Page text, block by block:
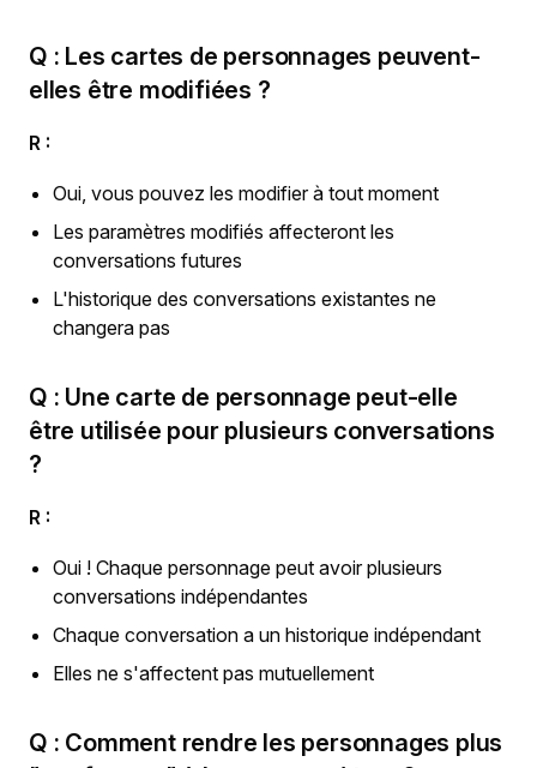
Q : Les cartes de personnages peuvent-
elles être modifiées ?
R :
Oui, vous pouvez les modifier à tout moment
Les paramètres modifiés affecteront les
conversations futures
L'historique des conversations existantes ne
changera pas
Q : Une carte de personnage peut-elle
être utilisée pour plusieurs conversations
?
R :
Oui ! Chaque personnage peut avoir plusieurs
conversations indépendantes
Chaque conversation a un historique indépendant
Elles ne s'affectent pas mutuellement
Q : Comment rendre les personnages plus